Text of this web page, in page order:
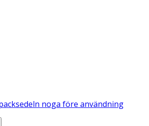
noga före användning